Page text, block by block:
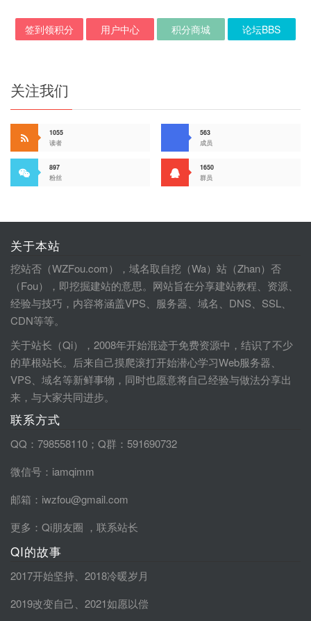
签到领积分 用户中心 积分商城 论坛BBS
关注我们
1055
读者
563
成员
897
粉丝
1650
群员
关于本站
挖站否（WZFou.com），域名取自挖（Wa）站（Zhan）否
（Fou），即挖掘建站的意思。网站旨在分享建站教程、资源、
经验与技巧，内容将涵盖VPS、服务器、域名、DNS、SSL、
CDN等等。
关于站长（Qi），2008年开始混迹于免费资源中，结识了不少
的草根站长。后来自己摸爬滚打开始潜心学习Web服务器、
VPS、域名等新鲜事物，同时也愿意将自己经验与做法分享出
来，与大家共同进步。
联系方式
QQ：798558110；Q群：591690732
微信号：iamqimm
邮箱：iwzfou@gmail.com
更多： Qi朋友圈 ， 联系站长
QI的故事
2017开始坚持
2018冷暖岁月
2019改变自己
2021如愿以偿